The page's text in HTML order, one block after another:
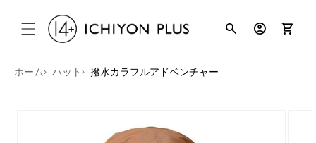
コンテンツ
に進む
search account_circle shopping_cart
ホーム ハット 撥水カラフルアドベンチャー